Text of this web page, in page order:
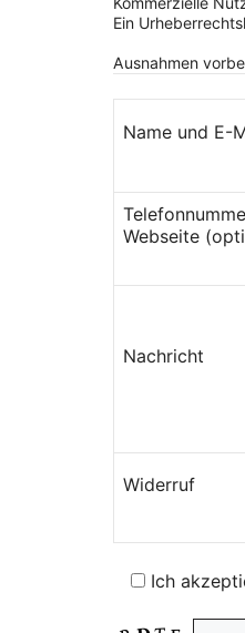
Ein
Ausnahmen
Name und E-
Webseite
Nachricht
Widerruf
Ich